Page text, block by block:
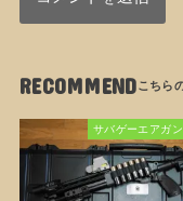
RECOMMEND
サバゲーエアガ